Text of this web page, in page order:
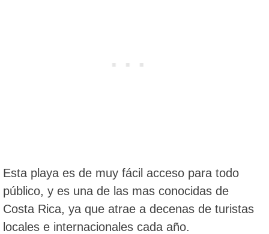
Esta playa es de muy fácil acceso para todo
público, y es una de las mas conocidas de
Costa Rica, ya que atrae a decenas de turistas
locales e internacionales cada año.